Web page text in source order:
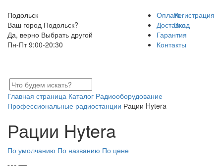
Подольск
Ваш город Подольск?
Да, верно Выбрать другой
Пн-Пт 9:00-20:30
Оплата
Доставка
Гарантия
Контакты
Регистрация
Вход
Главная страница Каталог Радиооборудование
Профессиональные радиостанции Рации Hytera
Рации Hytera
По умолчанию По названию По цене